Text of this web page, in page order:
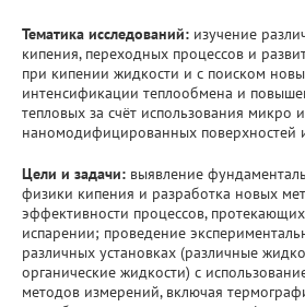
Тематика исследований: изучение
кипения, переходных процессов и
при кипении жидкости и с поиском
интенсификации теплообмена и
тепловых за счёт использования микро и
наномодифицированных поверхностей
Цели и задачи: выявление
физики кипения и разработка новых
эффективности процессов,
испарении; проведение
различных установках (различные
органические жидкости) с
методов измерений, включая